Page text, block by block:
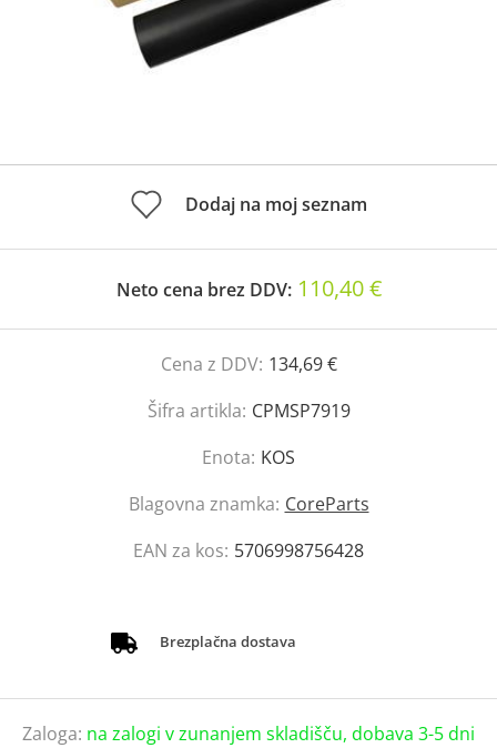
Dodaj na moj seznam
Neto cena brez DDV: 110,40 €
Cena z DDV: 134,69 €
Šifra artikla: CPMSP7919
Enota: KOS
Blagovna znamka: CoreParts
EAN za kos: 5706998756428
Brezplačna dostava
Zaloga: na zalogi v zunanjem skladišču, dobava 3-5 dni